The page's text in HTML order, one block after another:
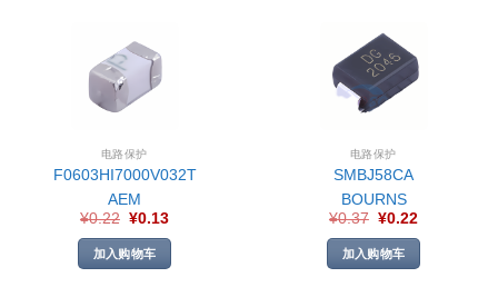
电路保护
F0603HI7000V032T
AEM
¥0.22 ¥0.13
加入购物车
电路保护
SMBJ58CA
BOURNS
¥0.37 ¥0.22
加入购物车